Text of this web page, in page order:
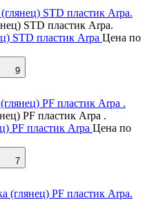
STD пластик Arpa Цена по
9
PF пластик Arpa Цена по
7